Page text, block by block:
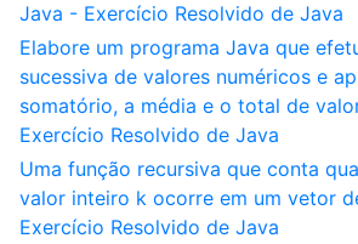
Java - Exercício Resolvido de Java
Elabore um programa Java que
sucessiva de valores numéricos e
somatório, a média e o total de
Exercício Resolvido de Java
Uma função recursiva que conta
valor inteiro k ocorre em um vetor
Exercício Resolvido de Java